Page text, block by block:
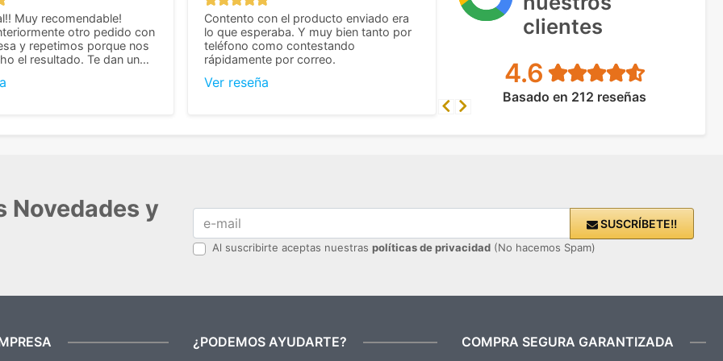
clientes
4.6
Basado en 212 reseñas
Muy recomendable!
otro pedido con
y repetimos porque nos
el resultado. Te dan un
cuando se trata
Contento con el producto enviado era
lo que esperaba. Y muy bien tanto por
teléfono como contestando
rápidamente por correo.
Ver reseña
Previous
Next
Novedades y
SUSCRÍBETE!!
Al suscribirte aceptas nuestras políticas de privacidad (No hacemos Spam)
¿PODEMOS AYUDARTE? COMPRA SEGURA GARANTIZADA